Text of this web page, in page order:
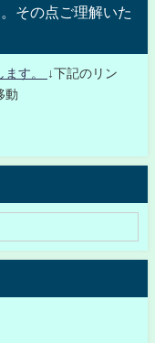
その点ご理解いた
ます。
↓下記のリン
動